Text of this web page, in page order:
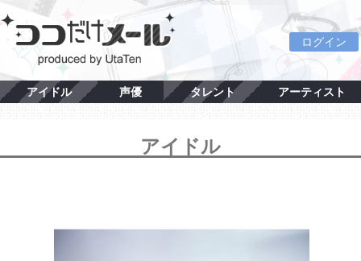
ログイン
アイドル 声優 タレント アーティスト
アイドル